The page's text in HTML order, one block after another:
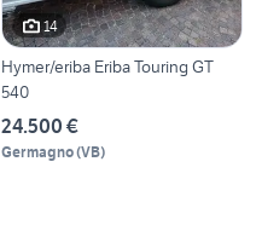
14
Hymer/eriba Eriba Touring GT
540
24.500 €
Germagno(VB)